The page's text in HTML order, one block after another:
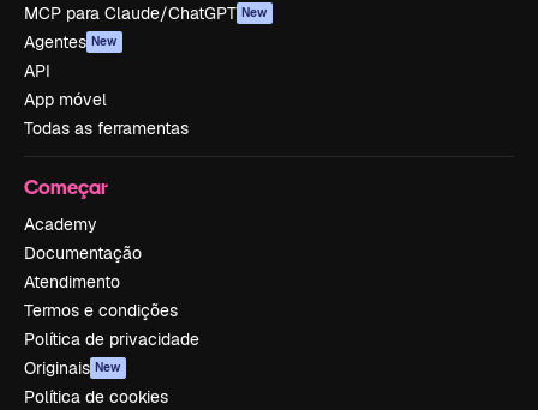
MCP para Claude/ChatGPT New
Agentes New
API
App móvel
Todas as ferramentas
Começar
Academy
Documentação
Atendimento
Termos e condições
Política de privacidade
Originais New
Política de cookies